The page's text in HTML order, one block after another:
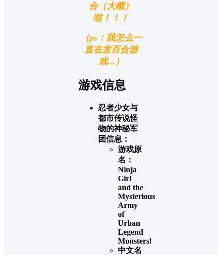
合（大概）
哒！！！
（ps：我怎么一
直在发百合游
戏...）
游戏信息
忍者少女与
都市传说怪
物的神秘军
团信息：
游戏原
名：
Ninja
Girl
and the
Mysterious
Army
of
Urban
Legend
Monsters!
中文名